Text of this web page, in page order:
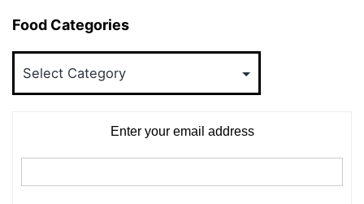
Food Categories
Enter your email address